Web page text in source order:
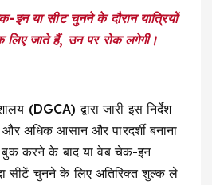
या सीट चुनने के दौरान यात्रियों
लिए जाते हैं, उन पर रोक लगेगी।
(DGCA) द्वारा जारी इस निर्देश
और अधिक आसान और पारदर्शी बनाना
करने के बाद या वेब चेक-इन
सीटें चुनने के लिए अतिरिक्त शुल्क ले